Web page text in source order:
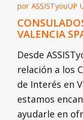
por ASSISTyouUP
VALENCIA
Desde
relación a los
de Interés en
estamos
ayudarle en